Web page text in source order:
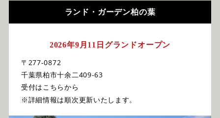
ランド・ガーデン柏の葉
2026年9月11日グランドオープン
〒277-0872
千葉県柏市十余二409-63
受付はこちらから
※詳細情報は順次更新いたします。